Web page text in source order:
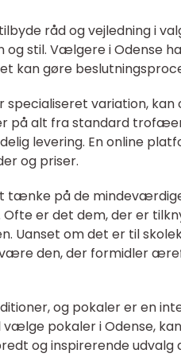
råd og vejledning i
stil. Vælgere i Odense
kan gøre
specialiseret variation,
på alt fra standard
levering. En online
og priser.
tænke på de
er det dem, der er
Uanset om det er til
den, der formidler
og pokaler er en
pokaler i Odense,
og inspirerende udvalg